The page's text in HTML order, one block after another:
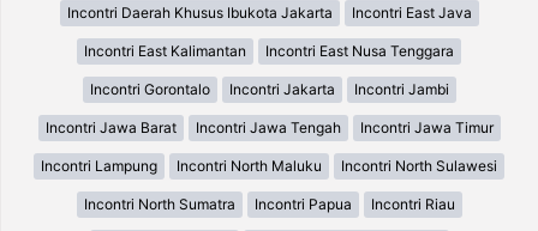
Incontri Daerah Khusus Ibukota Jakarta Incontri East Java
Incontri East Kalimantan Incontri East Nusa Tenggara
Incontri Gorontalo Incontri Jakarta Incontri Jambi
Incontri Jawa Barat Incontri Jawa Tengah Incontri Jawa Timur
Incontri Lampung Incontri North Maluku Incontri North Sulawesi
Incontri North Sumatra Incontri Papua Incontri Riau